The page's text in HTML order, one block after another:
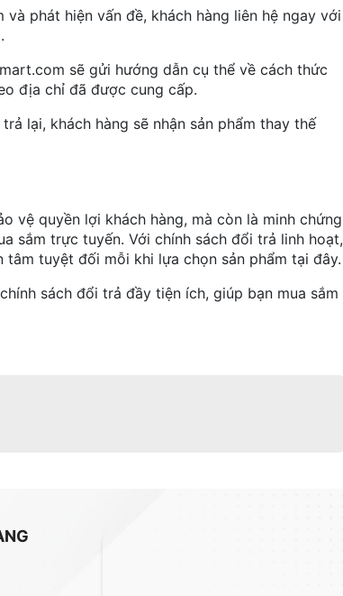
và phát hiện vấn đề, khách hàng liên hệ ngay với
sẽ gửi hướng dẫn cụ thể về cách thức
địa chỉ đã được cung cấp.
lại, khách hàng sẽ nhận sản phẩm thay thế
vệ quyền lợi khách hàng, mà còn là minh chứng
sắm trực tuyến. Với chính sách đổi trả linh hoạt,
tuyệt đối mỗi khi lựa chọn sản phẩm tại đây.
sách đổi trả đầy tiện ích, giúp bạn mua sắm